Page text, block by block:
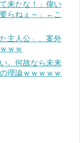
来たな！」偉い
らねぇ～」←こ
主人公」、案外
ｗｗ
。何故なら未来
理論ｗｗｗｗｗ